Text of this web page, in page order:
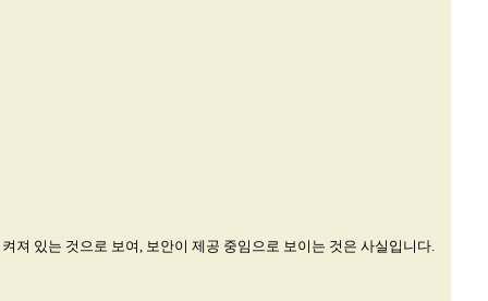
있는 것으로 보여, 보안이 제공 중임으로 보이는 것은 사실입니다.